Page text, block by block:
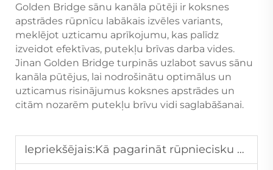
Golden Bridge sānu kanāla pūtēji ir koksnes
apstrādes rūpnīcu labākais izvēles variants,
meklējot uzticamu aprīkojumu, kas palīdz
izveidot efektīvas, putekļu brīvas darba vides.
Jinan Golden Bridge turpinās uzlabot savus sānu
kanāla pūtējus, lai nodrošinātu optimālus un
uzticamus risinājumus koksnes apstrādes un
citām nozarēm putekļu brīvu vidi saglabāšanai.
Iepriekšējais:Kā pagarināt rūpniecisku kompresoru kalpošanas laiku mitrā darba vidē?